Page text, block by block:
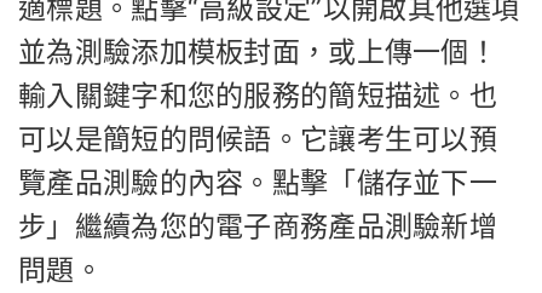
適標題。點擊“高級設定”以開啟其他選項
並為測驗添加模板封面，或上傳一個！
輸入關鍵字和您的服務的簡短描述。也
可以是簡短的問候語。它讓考生可以預
覽產品測驗的內容。點擊「儲存並下一
步」繼續為您的電子商務產品測驗新增
問題。